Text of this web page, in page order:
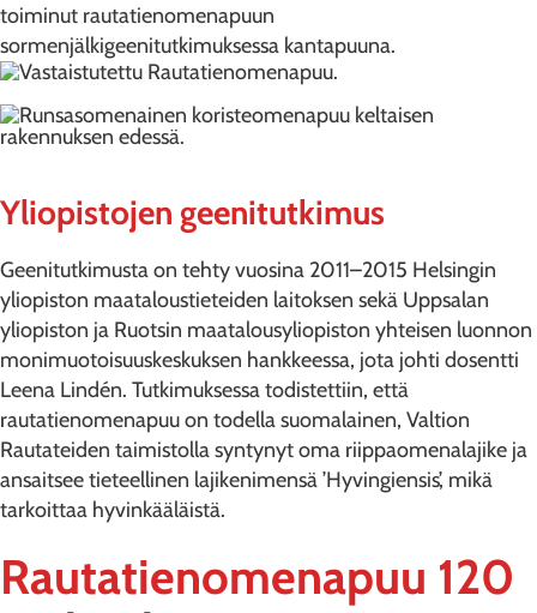
toiminut rautatienomenapuun
sormenjälkigeenitutkimuksessa kantapuuna.
Yliopistojen geenitutkimus
Geenitutkimusta on tehty vuosina 2011–2015 Helsingin
yliopiston maataloustieteiden laitoksen sekä Uppsalan
yliopiston ja Ruotsin maatalousyliopiston yhteisen luonnon
monimuotoisuuskeskuksen hankkeessa, jota johti dosentti
Leena Lindén. Tutkimuksessa todistettiin, että
rautatienomenapuu on todella suomalainen, Valtion
Rautateiden taimistolla syntynyt oma riippaomenalajike ja
ansaitsee tieteellinen lajikenimensä ’Hyvingiensis’, mikä
tarkoittaa hyvinkääläistä.
Rautatienomenapuu 120